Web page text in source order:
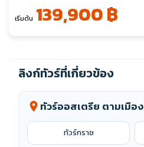
เริ่มต้น 139,900 ฿
ลิงก์ทัวร์ที่เกี่ยวข้อง
location_on ทัวร์ออสเตรีย ตามเมือง
ทัวร์กราซ